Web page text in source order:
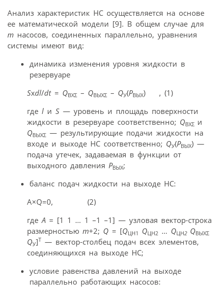
Анализ характеристик НС осуществляется на основе
ее математической модели [9]. В общем случае для
m насосов, соединенных параллельно, уравнения
системы имеют вид:
динамика изменения уровня жидкости в
резервуаре
Sxdl/dt = QВХΣ – QВЫХΣ – QУ(РВЫХ) , (1)
где l и S — уровень и площадь поверхности
жидкости в резервуаре соответственно; QВХΣ и
QВЫХΣ — результирующие подачи жидкости на
входе и выходе НС соответственно; QУ(РВЫХ) —
подача утечек, задаваемая в функции от
выходного давления РВЫХ;
баланс подач жидкости на выходе НС:
A×Q=0, (2)
где А = [1 1 … 1 –1 –1] — узловая вектор-строка
размерностью m+2; Q = [QЦН1 QЦН2 … QЦН2 QВЫХΣ
QУ]Т — вектор-столбец подач всех элементов,
соединяющихся на выходе НС;
условие равенства давлений на выходе
параллельно работающих насосов: